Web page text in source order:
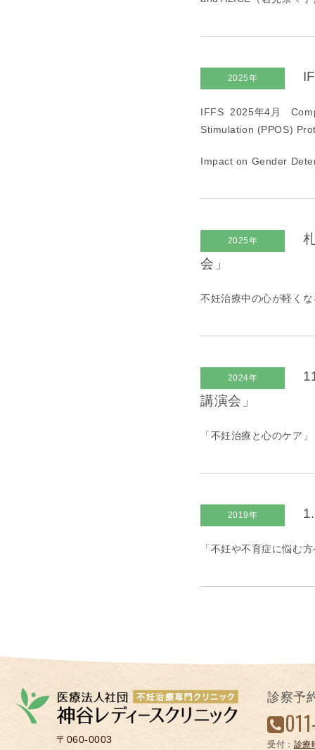
2025年
IFFS 2025年4 月
Stimulation (PPOS)
Impact on Gender
2025年
会」
不妊治療中の心が軽く
2024年
講演会」
「不妊治療と心のケア
2019年
「不妊や不育症に悩む
〒060-0003
診察予
受付： 診療